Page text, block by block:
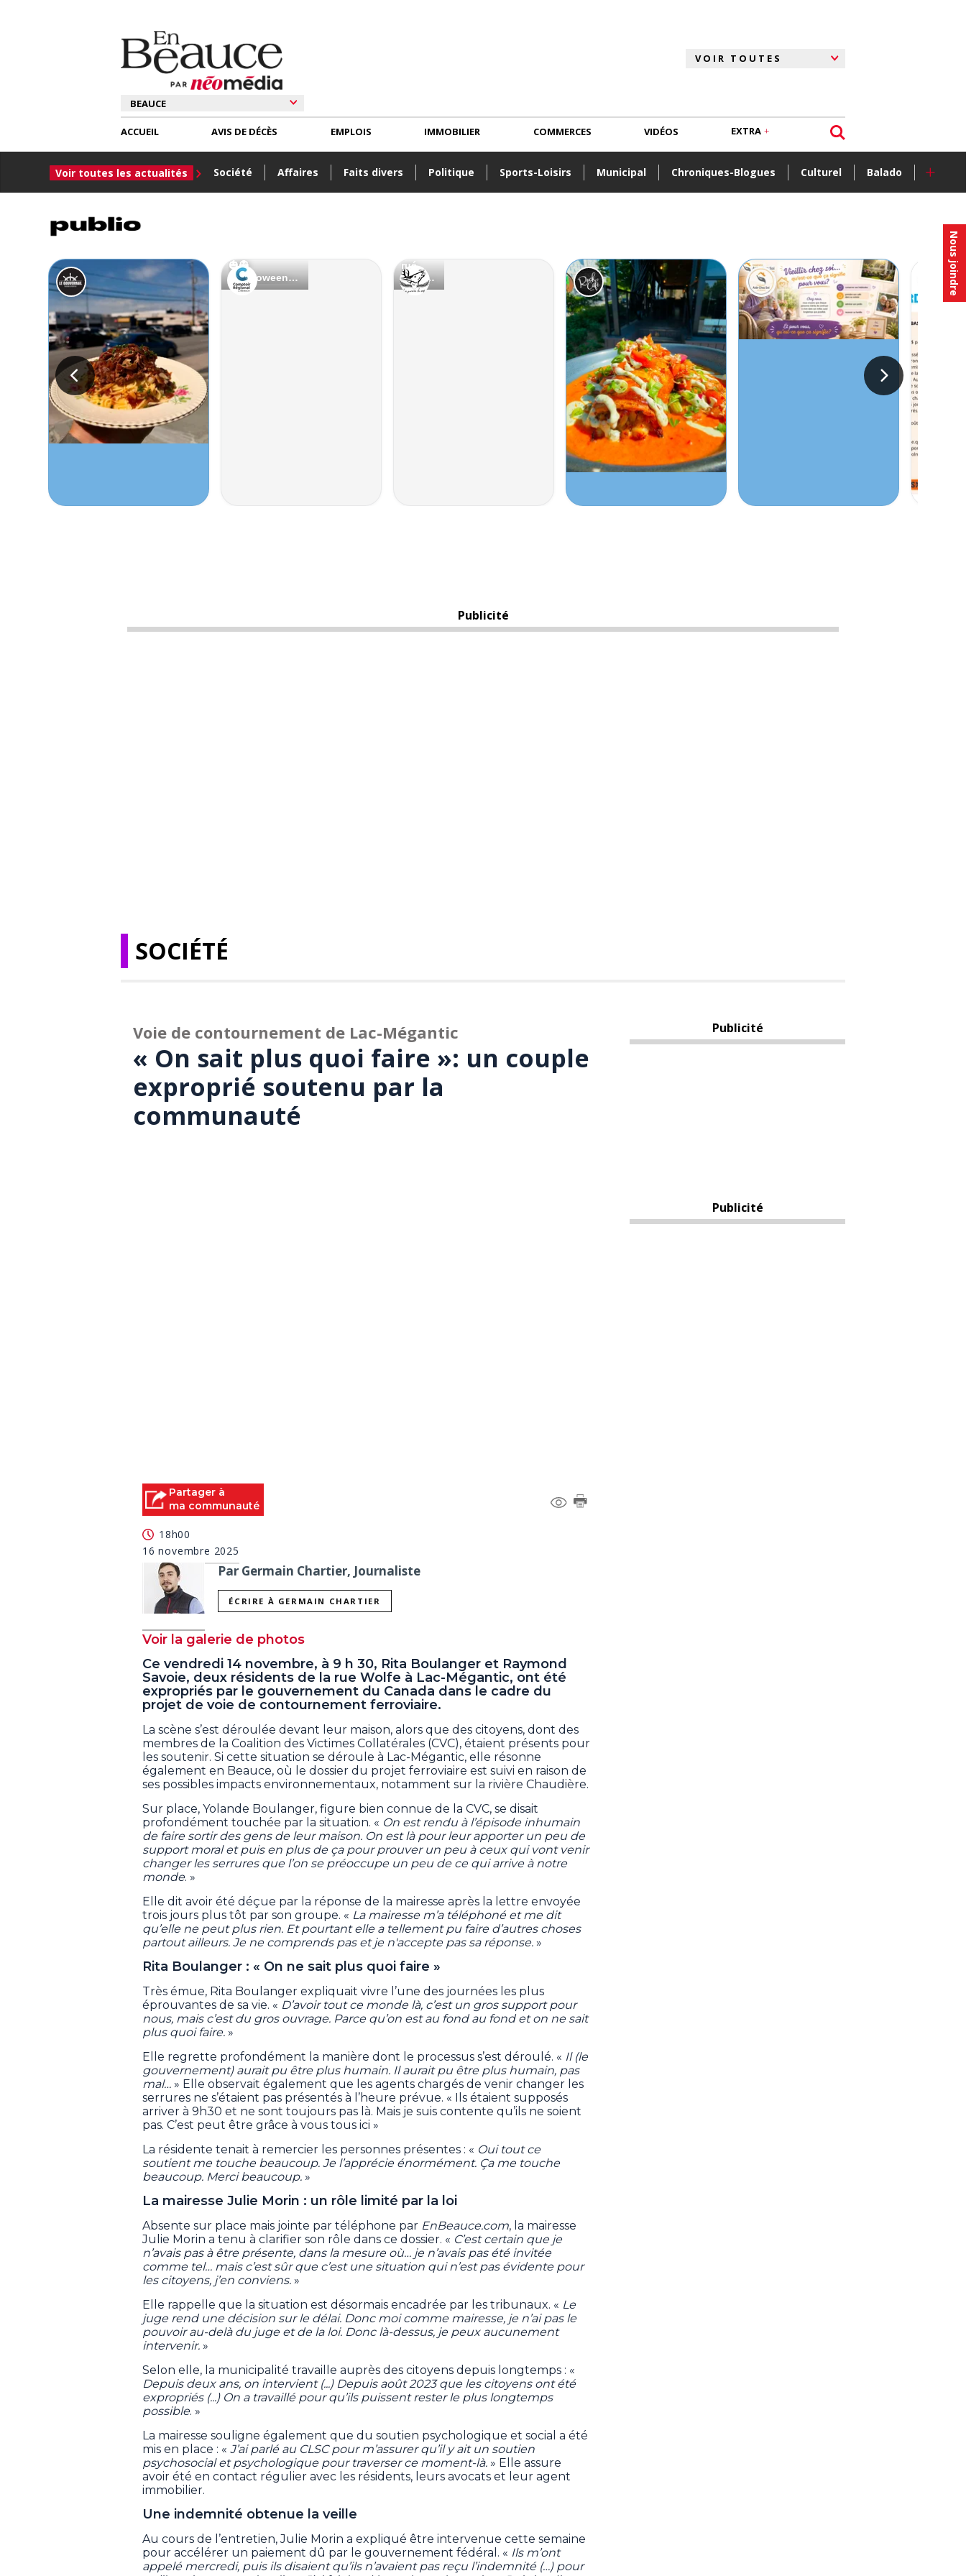
Nous joindre
ACCUEIL
Voir toutes les actualités Société Affaires Faits divers Politique Sports-Loisirs Municipal Chroniques-Blogues Culturel Balado +
AVIS DE DÉCÈS EMPLOIS IMMOBILIER COMMERCES VIDÉOS EXTRA
Publicité
SOCIÉTÉ
Voie de contournement de Lac-Mégantic
« On sait plus quoi faire »: un couple
exproprié soutenu par la
communauté
Partager à
ma communauté
18h00
16 novembre 2025
Par Germain Chartier, Journaliste
ÉCRIRE À GERMAIN CHARTIER
Voir la galerie de photos
Ce vendredi 14 novembre, à 9 h 30, Rita Boulanger et Raymond
Savoie, deux résidents de la rue Wolfe à Lac-Mégantic, ont été
expropriés par le gouvernement du Canada dans le cadre du
projet de voie de contournement ferroviaire.
La scène s’est déroulée devant leur maison, alors que des citoyens, dont des
membres de la Coalition des Victimes Collatérales (CVC), étaient présents pour
les soutenir. Si cette situation se déroule à Lac-Mégantic, elle résonne
également en Beauce, où le dossier du projet ferroviaire est suivi en raison de
ses possibles impacts environnementaux, notamment sur la rivière Chaudière.
Sur place, Yolande Boulanger, figure bien connue de la CVC, se disait
profondément touchée par la situation. « On est rendu à l’épisode inhumain
de faire sortir des gens de leur maison. On est là pour leur apporter un peu de
support moral et puis en plus de ça pour prouver un peu à ceux qui vont venir
changer les serrures que l’on se préoccupe un peu de ce qui arrive à notre
monde. »
Elle dit avoir été déçue par la réponse de la mairesse après la lettre envoyée
trois jours plus tôt par son groupe. « La mairesse m’a téléphoné et me dit
qu’elle ne peut plus rien. Et pourtant elle a tellement pu faire d’autres choses
partout ailleurs. Je ne comprends pas et je n'accepte pas sa réponse. »
Rita Boulanger : « On ne sait plus quoi faire »
Très émue, Rita Boulanger expliquait vivre l’une des journées les plus
éprouvantes de sa vie. « D’avoir tout ce monde là, c’est un gros support pour
nous, mais c’est du gros ouvrage. Parce qu’on est au fond au fond et on ne sait
plus quoi faire. »
Elle regrette profondément la manière dont le processus s’est déroulé. « Il (le
gouvernement) aurait pu être plus humain. Il aurait pu être plus humain, pas
mal… » Elle observait également que les agents chargés de venir changer les
serrures ne s’étaient pas présentés à l’heure prévue. « Ils étaient supposés
arriver à 9h30 et ne sont toujours pas là. Mais je suis contente qu’ils ne soient
pas. C’est peut être grâce à vous tous ici »
La résidente tenait à remercier les personnes présentes : « Oui tout ce
soutient me touche beaucoup. Je l’apprécie énormément. Ça me touche
beaucoup. Merci beaucoup. »
La mairesse Julie Morin : un rôle limité par la loi
Absente sur place mais jointe par téléphone par EnBeauce.com, la mairesse
Julie Morin a tenu à clarifier son rôle dans ce dossier. « C’est certain que je
n’avais pas à être présente, dans la mesure où… je n’avais pas été invitée
comme tel… mais c’est sûr que c’est une situation qui n’est pas évidente pour
les citoyens, j’en conviens. »
Elle rappelle que la situation est désormais encadrée par les tribunaux. « Le
juge rend une décision sur le délai. Donc moi comme mairesse, je n’ai pas le
pouvoir au-delà du juge et de la loi. Donc là-dessus, je peux aucunement
intervenir. »
Selon elle, la municipalité travaille auprès des citoyens depuis longtemps : «
Depuis deux ans, on intervient (...) Depuis août 2023 que les citoyens ont été
expropriés (...) On a travaillé pour qu’ils puissent rester le plus longtemps
possible. »
La mairesse souligne également que du soutien psychologique et social a été
mis en place : « J’ai parlé au CLSC pour m’assurer qu’il y ait un soutien
psychosocial et psychologique pour traverser ce moment-là. » Elle assure
avoir été en contact régulier avec les résidents, leurs avocats et leur agent
immobilier.
Une indemnité obtenue la veille
Au cours de l’entretien, Julie Morin a expliqué être intervenue cette semaine
pour accélérer un paiement dû par le gouvernement fédéral. « Ils m’ont
appelé mercredi, puis ils disaient qu’ils n’avaient pas reçu l’indemnité (…) pour
Publicité
Publicité